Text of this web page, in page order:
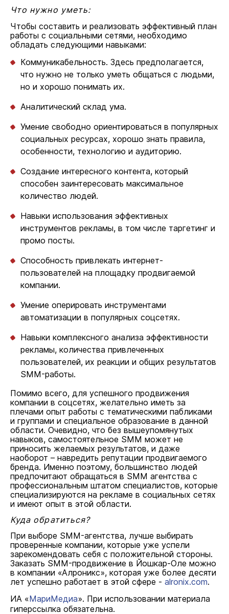
Что нужно уметь:
Чтобы составить и реализовать эффективный план
работы с социальными сетями, необходимо
обладать следующими навыками:
Коммуникабельность. Здесь предполагается,
что нужно не только уметь общаться с людьми,
но и хорошо понимать их.
Аналитический склад ума.
Умение свободно ориентироваться в популярных
социальных ресурсах, хорошо знать правила,
особенности, технологию и аудиторию.
Создание интересного контента, который
способен заинтересовать максимальное
количество людей.
Навыки использования эффективных
инструментов рекламы, в том числе таргетинг и
промо посты.
Способность привлекать интернет-
пользователей на площадку продвигаемой
компании.
Умение оперировать инструментами
автоматизации в популярных соцсетях.
Навыки комплексного анализа эффективности
рекламы, количества привлеченных
пользователей, их реакции и общих результатов
SMM-работы.
Помимо всего, для успешного продвижения
компании в соцсетях, желательно иметь за
плечами опыт работы с тематическими пабликами
и группами и специальное образование в данной
области. Очевидно, что без вышеупомянутых
навыков, самостоятельное SMM может не
приносить желаемых результатов, и даже
наоборот – навредить репутации продвигаемого
бренда. Именно поэтому, большинство людей
предпочитают обращаться в SMM агентства с
профессиональным штатом специалистов, которые
специализируются на рекламе в социальных сетях
и имеют опыт в этой области.
Куда обратиться?
При выборе SMM-агентства, лучше выбирать
проверенные компании, которые уже успели
зарекомендовать себя с положительной стороны.
Заказать SMM-продвижение в Йошкар-Оле можно
в компании «Алроникс», которая уже более десяти
лет успешно работает в этой сфере - alronix.com.
ИА «МариМедиа». При использовании материала
гиперссылка обязательна.